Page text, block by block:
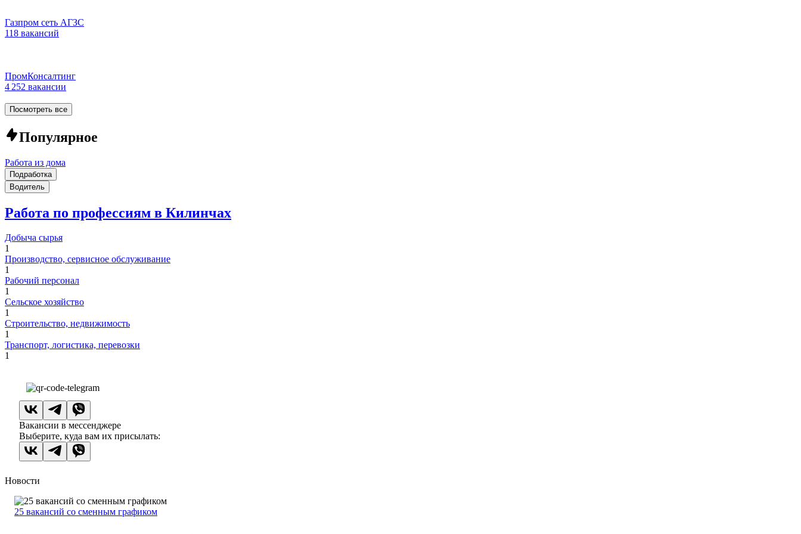
Газпром сеть АГЗС
118 вакансий
ПромКонсалтинг
4 252 вакансии
Посмотреть все
Популярное
Работа из дома
Подработка
Водитель
Работа по профессиям в Килинчах
Добыча сырья
1
Производство, сервисное обслуживание
1
Рабочий персонал
1
Сельское хозяйство
1
Строительство, недвижимость
1
Транспорт, логистика, перевозки
1
Вакансии в мессенджере
Выберите, куда вам их присылать:
Новости
25 вакансий со сменным графиком